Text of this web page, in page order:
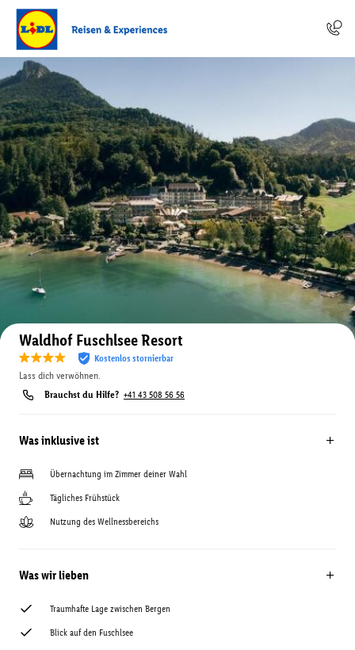
Auf der Karte anzeigen
Waldhof Fuschlsee Resort
Kostenlos stornierbar
Lass dich verwöhnen.
Brauchst du Hilfe? +41 43 508 56 56
Was inklusive ist
Übernachtung im Zimmer deiner Wahl
Tägliches Frühstück
Nutzung des Wellnessbereichs
Was wir lieben
Traumhafte Lage zwischen Bergen
Blick auf den Fuschlsee